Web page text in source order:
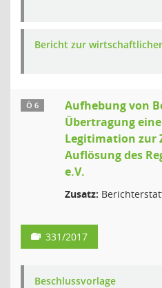
Bericht zur
Ö 6
Aufhebung von
Übertragung
Legitimation zur
Auflösung des
e.V.
Zusatz:
331/2017
Beschlussvorlage